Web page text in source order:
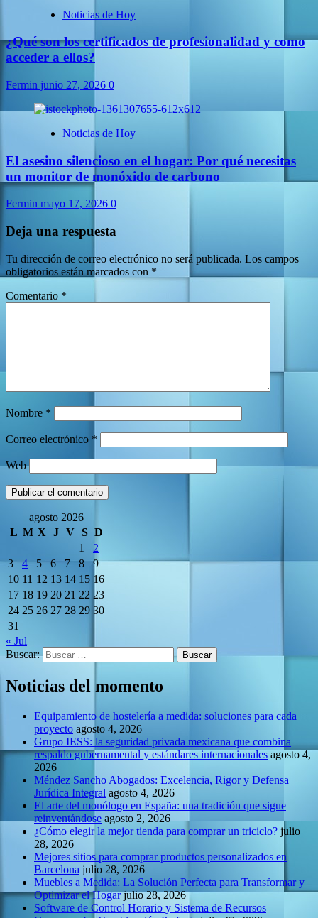
Noticias de Hoy
¿Qué son los certificados de profesionalidad y como
acceder a ellos?
Fermin junio 27, 2026 0
Noticias de Hoy
El asesino silencioso en el hogar: Por qué necesitas
un monitor de monóxido de carbono
Fermin mayo 17, 2026 0
Deja una respuesta
Tu dirección de correo electrónico no será publicada. Los campos
obligatorios están marcados con *
Comentario *
Nombre *
Correo electrónico *
Web
agosto 2026
L M X J V S D
1
2
3
4 5 6 7 8
9
10 11 12 13 14 15 16
17 18 19 20 21 22 23
24 25 26 27 28 29 30
31
« Jul
Buscar:
Noticias del momento
Equipamiento de hostelería a medida: soluciones para cada
proyecto agosto 4, 2026
Grupo IESS: la seguridad privada mexicana que combina
respaldo gubernamental y estándares internacionales agosto 4,
2026
Méndez Sancho Abogados: Excelencia, Rigor y Defensa
Jurídica Integral agosto 4, 2026
El arte del monólogo en España: una tradición que sigue
reinventándose agosto 2, 2026
¿Cómo elegir la mejor tienda para comprar un triciclo? julio
28, 2026
Mejores sitios para comprar productos personalizados en
Barcelona julio 28, 2026
Muebles a Medida: La Solución Perfecta para Transformar y
Optimizar el Hogar julio 28, 2026
Software de Control Horario y Sistema de Recursos